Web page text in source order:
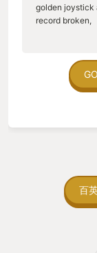
golden joystick
record broken,
百